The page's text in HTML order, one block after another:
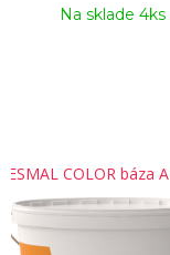
Na sklade 4ks
ESMAL COLOR báza